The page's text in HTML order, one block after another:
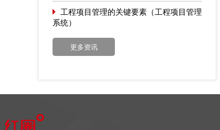
工程项目管理的关键要素（工程项目管理
系统）
更多资讯